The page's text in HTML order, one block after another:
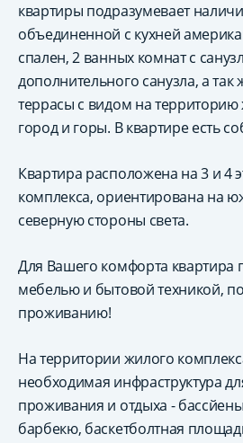
квартиры подразумевает
объединенной с кухней
спален, 2 ванных комнат с
дополнительного санузла, а так
террасы с видом на территорию
город и горы. В квартире есть
Квартира расположена на 3 и 4
комплекса, ориентирована на
северную стороны света.
Для Вашего комфорта квартира
мебелью и бытовой техникой,
проживанию!
На территории жилого
необходимая инфраструктура
проживания и отдыха -
барбекю, баскетболтная